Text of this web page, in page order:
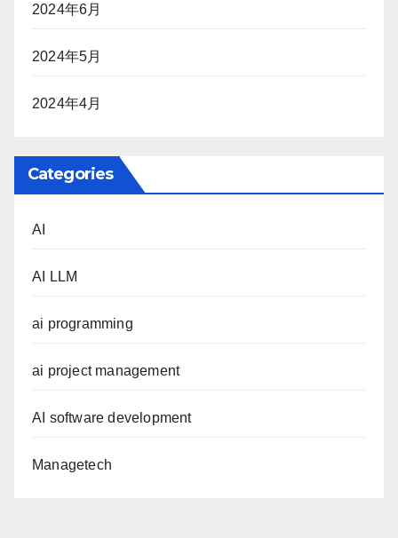
2024年6月
2024年5月
2024年4月
Categories
AI
AI LLM
ai programming
ai project management
AI software development
Managetech